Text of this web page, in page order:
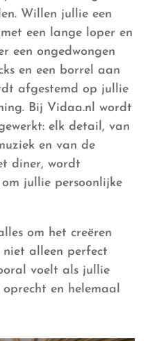
Willen jullie een
een lange loper en
een ongedwongen
en een borrel aan
afgestemd op jullie
Bij Vidaa.nl wordt
elk detail, van
en van de
diner, wordt
jullie persoonlijke
om het creëren
alleen perfect
voelt als jullie
en helemaal